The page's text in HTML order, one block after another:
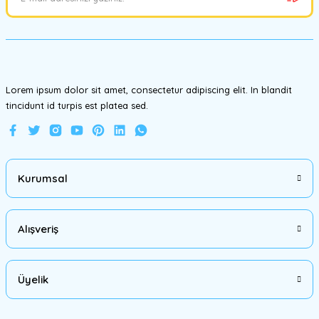
Ürün bilgilerinde hatalar bulunuyor.
Lorem ipsum dolor sit amet, consectetur adipiscing elit. In blandit
tincidunt id turpis est platea sed.
Kurumsal
Alışveriş
Üyelik